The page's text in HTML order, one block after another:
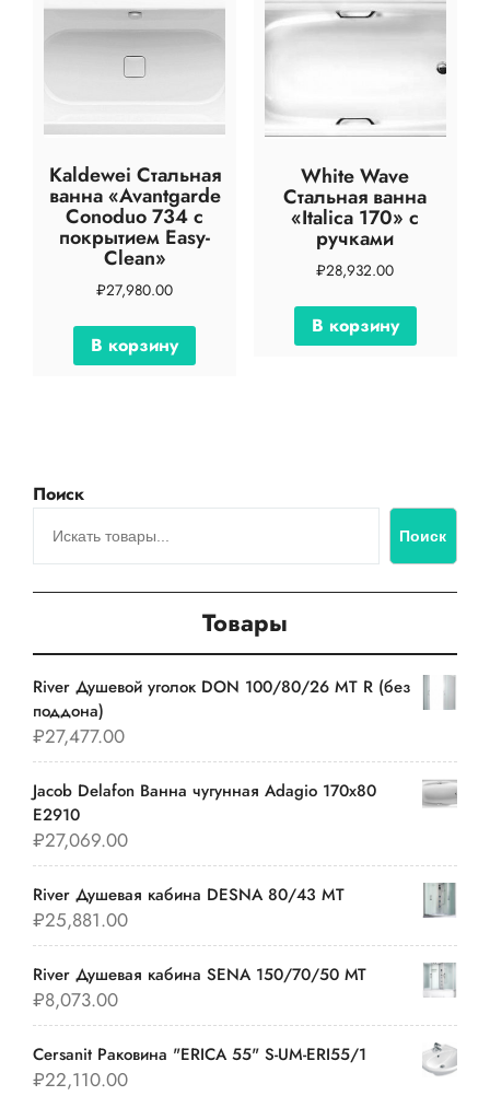
Kaldewei Стальная
ванна «Avantgarde
Conoduo 734 с
покрытием Easy-
Clean»
₽27,980.00
В корзину
White Wave
Стальная ванна
«Italica 170» с
ручками
₽28,932.00
В корзину
Поиск
Поиск
Товары
River Душевой уголок DON 100/80/26 MT R (без
поддона)
₽27,477.00
Jacob Delafon Ванна чугунная Adagio 170х80
E2910
₽27,069.00
River Душевая кабина DESNA 80/43 MT
₽25,881.00
River Душевая кабина SENA 150/70/50 МТ
₽8,073.00
Cersanit Раковина "ERICA 55" S-UM-ERI55/1
₽22,110.00